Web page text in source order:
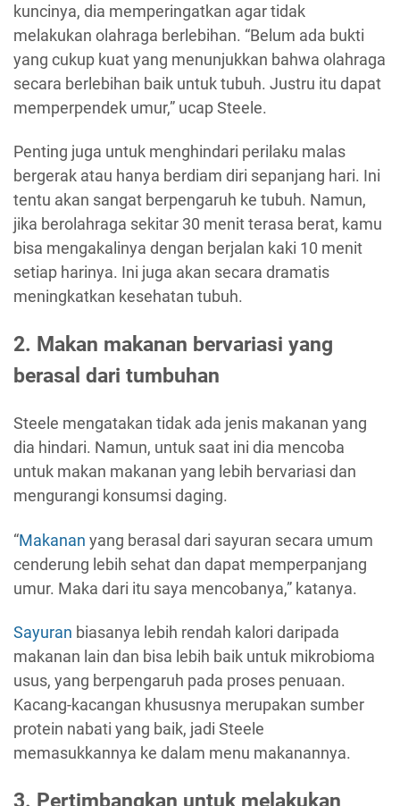
kuncinya, dia memperingatkan agar tidak
melakukan olahraga berlebihan. “Belum ada bukti
yang cukup kuat yang menunjukkan bahwa olahraga
secara berlebihan baik untuk tubuh. Justru itu dapat
memperpendek umur,” ucap Steele.
Penting juga untuk menghindari perilaku malas
bergerak atau hanya berdiam diri sepanjang hari. Ini
tentu akan sangat berpengaruh ke tubuh. Namun,
jika berolahraga sekitar 30 menit terasa berat, kamu
bisa mengakalinya dengan berjalan kaki 10 menit
setiap harinya. Ini juga akan secara dramatis
meningkatkan kesehatan tubuh.
2. Makan makanan bervariasi yang
berasal dari tumbuhan
Steele mengatakan tidak ada jenis makanan yang
dia hindari. Namun, untuk saat ini dia mencoba
untuk makan makanan yang lebih bervariasi dan
mengurangi konsumsi daging.
“Makanan yang berasal dari sayuran secara umum
cenderung lebih sehat dan dapat memperpanjang
umur. Maka dari itu saya mencobanya,” katanya.
Sayuran biasanya lebih rendah kalori daripada
makanan lain dan bisa lebih baik untuk mikrobioma
usus, yang berpengaruh pada proses penuaan.
Kacang-kacangan khususnya merupakan sumber
protein nabati yang baik, jadi Steele
memasukkannya ke dalam menu makanannya.
3. Pertimbangkan untuk melakukan